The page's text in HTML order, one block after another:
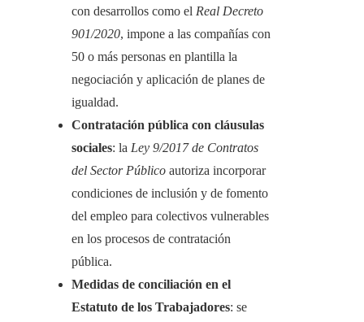
con desarrollos como el Real Decreto
901/2020, impone a las compañías con
50 o más personas en plantilla la
negociación y aplicación de planes de
igualdad.
Contratación pública con cláusulas
sociales: la Ley 9/2017 de Contratos
del Sector Público autoriza incorporar
condiciones de inclusión y de fomento
del empleo para colectivos vulnerables
en los procesos de contratación
pública.
Medidas de conciliación en el
Estatuto de los Trabajadores: se